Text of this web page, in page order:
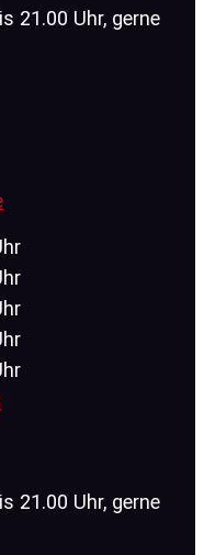
21.00 Uhr, gerne
21.00 Uhr, gerne